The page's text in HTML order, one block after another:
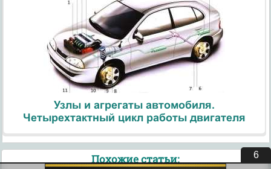
Узлы и агрегаты автомобиля.
Четырехтактный цикл работы двигателя
Похожие статьи: 5